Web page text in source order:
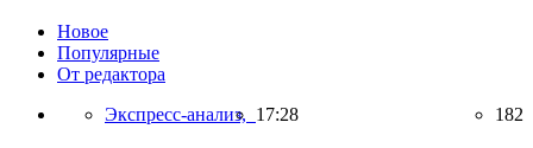
Новое
Популярные
От редактора
Экспресс-анализ, 17:28 182